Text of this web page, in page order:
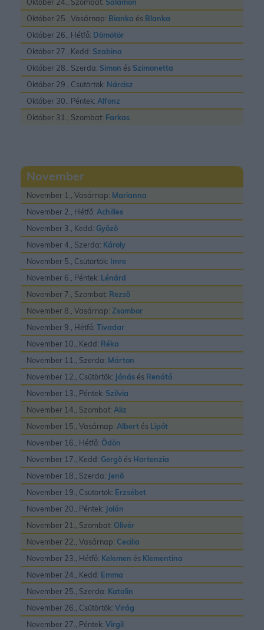
Október 25., Vasárnap: Bianka és Blanka
Október 26., Hétfő: Dömötör
Október 27., Kedd: Szabina
Október 28., Szerda: Simon és Szimonetta
Október 29., Csütörtök: Nárcisz
Október 30., Péntek: Alfonz
Október 31., Szombat: Farkas
November
November 1., Vasárnap: Marianna
November 2., Hétfő: Achilles
November 3., Kedd: Gyõzõ
November 4., Szerda: Károly
November 5., Csütörtök: Imre
November 6., Péntek: Lénárd
November 7., Szombat: Rezsõ
November 8., Vasárnap: Zsombor
November 9., Hétfő: Tivadar
November 10., Kedd: Réka
November 11., Szerda: Márton
November 12., Csütörtök: Jónás és Renátó
November 13., Péntek: Szilvia
November 14., Szombat: Aliz
November 15., Vasárnap: Albert és Lipót
November 16., Hétfő: Ödön
November 17., Kedd: Gergõ és Hortenzia
November 18., Szerda: Jenõ
November 19., Csütörtök: Erzsébet
November 20., Péntek: Jolán
November 21., Szombat: Olivér
November 22., Vasárnap: Cecilia
November 23., Hétfő: Kelemen és Klementina
November 24., Kedd: Emma
November 25., Szerda: Katalin
November 26., Csütörtök: Virág
November 27., Péntek: Virgil